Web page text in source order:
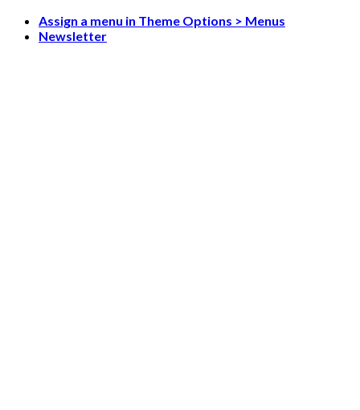
Skip
Assign a menu in Theme Options > Menus
Newsletter